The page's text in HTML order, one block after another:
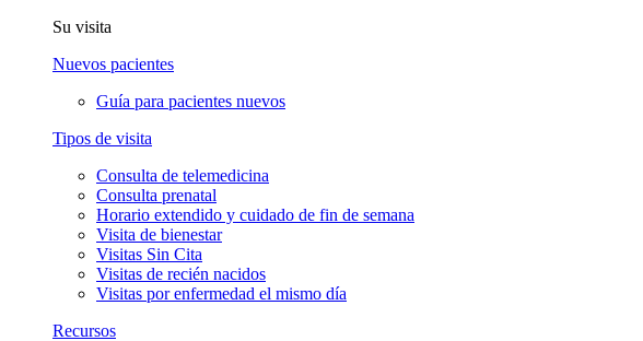
Su visita
Nuevos pacientes
Guía para pacientes nuevos
Tipos de visita
Consulta de telemedicina
Consulta prenatal
Horario extendido y cuidado de fin de semana
Visita de bienestar
Visitas Sin Cita
Visitas de recién nacidos
Visitas por enfermedad el mismo día
Recursos